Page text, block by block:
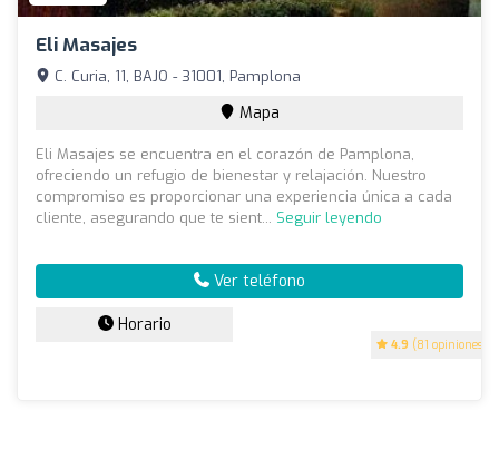
Eli Masajes
4.9 (81 opiniones)
C. Curia, 11, BAJO - 31001, Pamplona
Mapa
Eli Masajes se encuentra en el corazón de Pamplona,
ofreciendo un refugio de bienestar y relajación. Nuestro
compromiso es proporcionar una experiencia única a cada
cliente, asegurando que te sient... Seguir leyendo
Ver teléfono
Horario